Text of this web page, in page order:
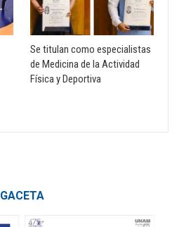
Se titulan como especialistas
de Medicina de la Actividad
Física y Deportiva
GACETA